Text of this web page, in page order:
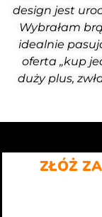
design jest
Wybrałam
idealnie
oferta „kup
duży plus,
ZŁÓŻ